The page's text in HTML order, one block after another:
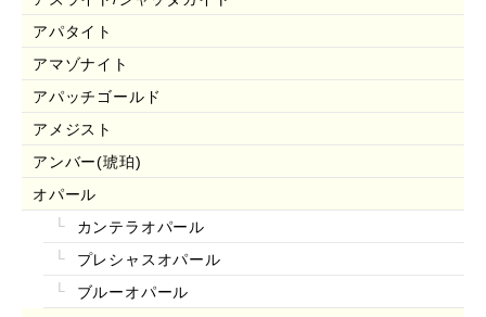
アパタイト
アマゾナイト
アパッチゴールド
アメジスト
アンバー(琥珀)
オパール
カンテラオパール
プレシャスオパール
ブルーオパール